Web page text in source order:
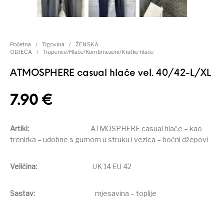
Početna / Trgovina /
ŽENSKA
ODJEĆA
/ Traperice/Hlače/Kombinezoni/Kratke hlače
ATMOSPHERE casual hlače vel. 40/42-L/XL
7.90€
Artikl: ATMOSPHERE casual hlače – kao
trenirka – udobne s gumom u struku i vezica – bočni džepovi
Veličina: UK 14 EU 42
Sastav:mjesavina – toplije